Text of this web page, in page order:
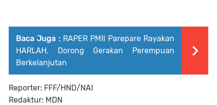
Baca Juga : RAPER PMII Parepare Rayakan
HARLAH, Dorong Gerakan Perempuan
Berkelanjutan
Reporter: FFF/HND/NAI
Redaktur: MDN